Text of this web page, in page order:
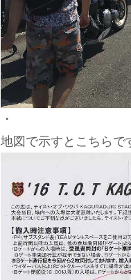
・
地図で示すとこちらで